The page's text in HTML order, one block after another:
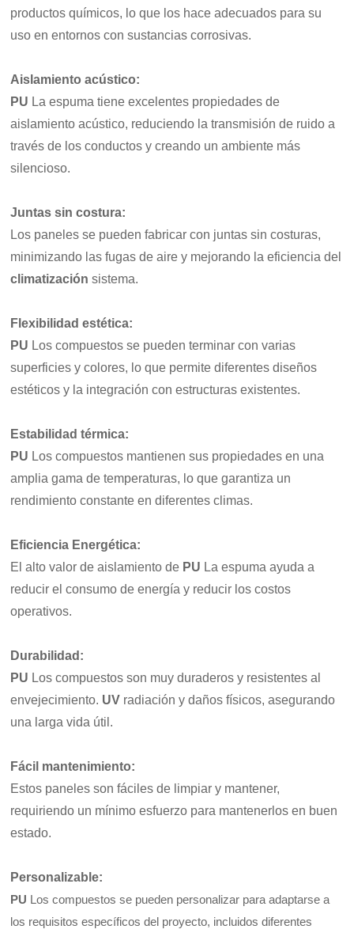
productos químicos, lo que los hace adecuados para su
uso en entornos con sustancias corrosivas.
Aislamiento acústico:
PU La espuma tiene excelentes propiedades de
aislamiento acústico, reduciendo la transmisión de ruido a
través de los conductos y creando un ambiente más
silencioso.
Juntas sin costura:
Los paneles se pueden fabricar con juntas sin costuras,
minimizando las fugas de aire y mejorando la eficiencia del
climatización sistema.
Flexibilidad estética:
PU Los compuestos se pueden terminar con varias
superficies y colores, lo que permite diferentes diseños
estéticos y la integración con estructuras existentes.
Estabilidad térmica:
PU Los compuestos mantienen sus propiedades en una
amplia gama de temperaturas, lo que garantiza un
rendimiento constante en diferentes climas.
Eficiencia Energética:
El alto valor de aislamiento de PU La espuma ayuda a
reducir el consumo de energía y reducir los costos
operativos.
Durabilidad :
PU Los compuestos son muy duraderos y resistentes al
envejecimiento. UV radiación y daños físicos, asegurando
una larga vida útil.
Fácil mantenimiento:
Estos paneles son fáciles de limpiar y mantener,
requiriendo un mínimo esfuerzo para mantenerlos en buen
estado.
Personalizable:
PU Los compuestos se pueden personalizar para adaptarse a
los requisitos específicos del proyecto, incluidos diferentes